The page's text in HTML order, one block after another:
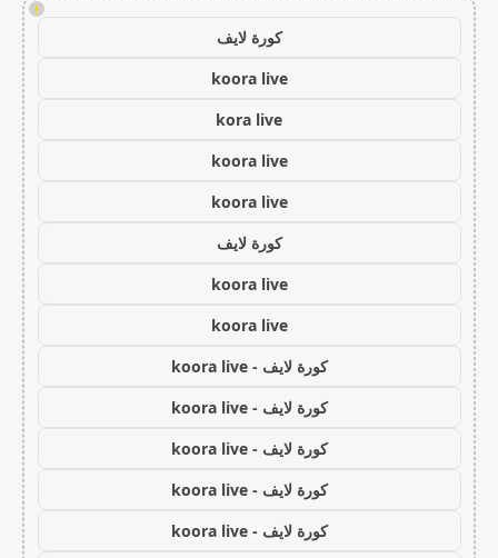
!
كورة لايف
koora live
kora live
koora live
koora live
كورة لايف
koora live
koora live
كورة لايف - koora live
كورة لايف - koora live
كورة لايف - koora live
كورة لايف - koora live
كورة لايف - koora live